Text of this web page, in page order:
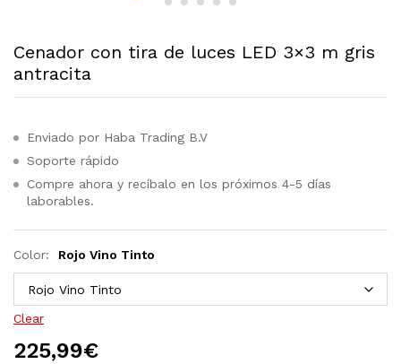
Cenador con tira de luces LED 3×3 m gris
antracita
Enviado por Haba Trading B.V
Soporte rápido
Compre ahora y recíbalo en los próximos 4-5 días
laborables.
Color: Rojo Vino Tinto
Clear
225,99€